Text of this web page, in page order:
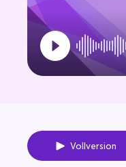
Vollversion